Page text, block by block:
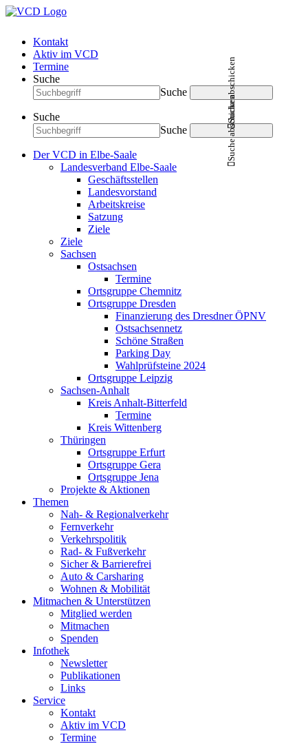
Kontakt
Aktiv im VCD
Termine
Suche
Suche
Suche abschicken
Suche
Suche
Suche abschicken
Der VCD in Elbe-Saale
Landesverband Elbe-Saale
Geschäftsstellen
Landesvorstand
Arbeitskreise
Satzung
Ziele
Ziele
Sachsen
Ostsachsen
Termine
Ortsgruppe Chemnitz
Ortsgruppe Dresden
Finanzierung des Dresdner ÖPNV
Ostsachsennetz
Schöne Straßen
Parking Day
Wahlprüfsteine 2024
Ortsgruppe Leipzig
Sachsen-Anhalt
Kreis Anhalt-Bitterfeld
Termine
Kreis Wittenberg
Thüringen
Ortsgruppe Erfurt
Ortsgruppe Gera
Ortsgruppe Jena
Projekte & Aktionen
Themen
Nah- & Regionalverkehr
Fernverkehr
Verkehrspolitik
Rad- & Fußverkehr
Sicher & Barrierefrei
Auto & Carsharing
Wohnen & Mobilität
Mitmachen & Unterstützen
Mitglied werden
Mitmachen
Spenden
Infothek
Newsletter
Publikationen
Links
Service
Kontakt
Aktiv im VCD
Termine